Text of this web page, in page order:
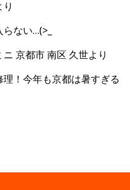
ない…(>_
京都市 南区 久世より
理！今年も京都は暑すぎる